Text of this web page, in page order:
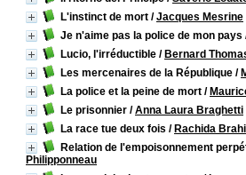
L'instinct de mort /Jacques Mesrine
Je n'aime pas la police de mon pays
Lucio, l'irréductible / Bernard
Les mercenaires de la République /
La police et la peine de mort /
Le prisonnier /Anna Laura Braghetti
La race tue deux fois / Rachida
Relation de l'empoisonnement
Philipponneau